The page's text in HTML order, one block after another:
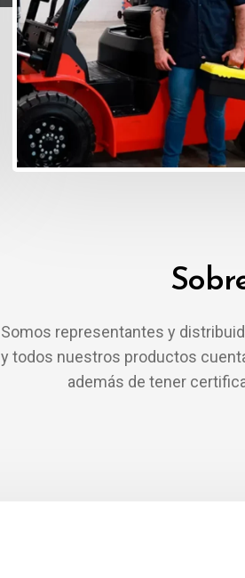
Descubre nuestros equipos
para el manejo de material.
PRODUCTOS
Somos representantes y
y todos nuestros productos
además de tener